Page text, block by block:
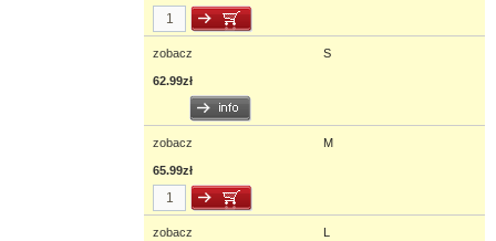
zobacz S
62.99zł
zobacz M
65.99zł
zobacz L